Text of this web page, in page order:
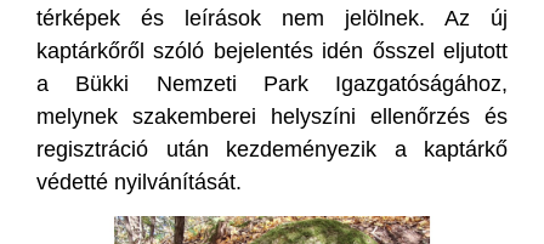
térképek és leírások nem jelölnek. Az új
kaptárkőről szóló bejelentés idén ősszel eljutott
a Bükki Nemzeti Park Igazgatóságához,
melynek szakemberei helyszíni ellenőrzés és
regisztráció után kezdeményezik a kaptárkő
védetté nyilvánítását.